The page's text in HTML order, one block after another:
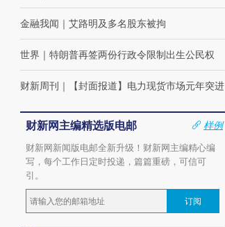
金融我闻 ｜ 艾路明及多名股东被拘
世界 ｜ 特朗普再签两份行政令限制出生公民权
财新周刊 ｜ 【封面报道】电力现货市场元年突进
财新网主编精选版电邮
样例
财新网新闻版电邮全新升级！财新网主编精心编
写，每个工作日定时投递，篇篇重磅，可信可
引。
订阅